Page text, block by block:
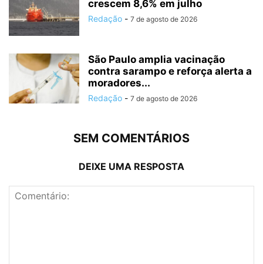
crescem 8,6% em julho
Redação - 7 de agosto de 2026
São Paulo amplia vacinação
contra sarampo e reforça alerta a
moradores...
Redação - 7 de agosto de 2026
SEM COMENTÁRIOS
DEIXE UMA RESPOSTA